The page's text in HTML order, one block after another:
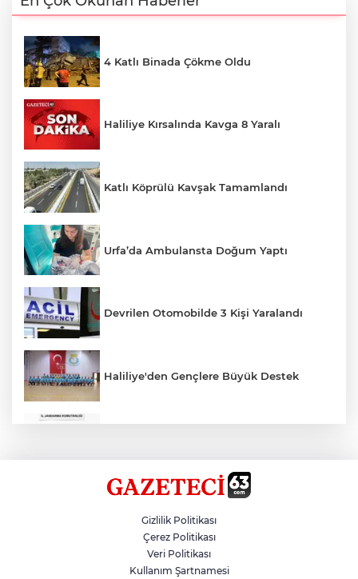
4 Katlı Binada Çökme Oldu
Haliliye Kırsalında Kavga 8 Yaralı
Katlı Köprülü Kavşak Tamamlandı
Urfa’da Ambulansta Doğum Yaptı
Devrilen Otomobilde 3 Kişi Yaralandı
Haliliye'den Gençlere Büyük Destek
Hikmet Başak’tan Ulaşım Çalışması
Atatürk Bulvarında Asfalt Yenileniyor
Gizlilik Politikası
Çerez Politikası
Veri Politikası
Kullanım Şartnamesi